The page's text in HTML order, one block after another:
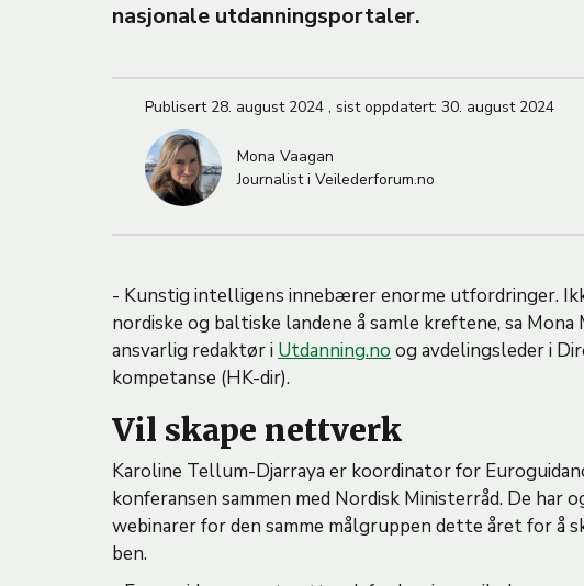
M
nasjonale utdanningsportaler.
Publisert 28. august 2024 , sist oppdatert: 30. august 2024
Mona Vaagan
Journalist i Veilederforum.no
- Kunstig intelligens innebærer enorme utfordringer.
nordiske og baltiske landene å samle kreftene, sa
ansvarlig redaktør i Utdanning.no og avdelingsleder i
kompetanse (HK-dir).
Vil skape nettverk
Karoline Tellum-Djarraya er koordinator for
konferansen sammen med Nordisk Ministerråd. De har
webinarer for den samme målgruppen dette året for å
ben.